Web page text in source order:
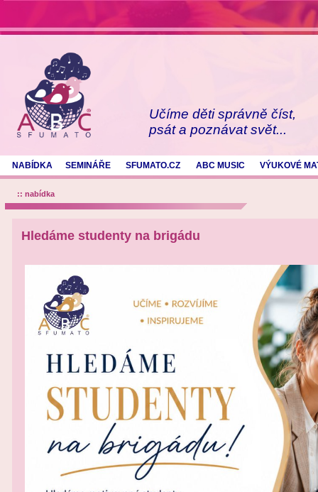
Učíme děti správně číst,
psát a poznávat svět...
NABÍDKA SEMINÁŘE SFUMATO.CZ ABC MUSIC VÝUKOVÉ
:: nabídka
Hledáme studenty na brigádu